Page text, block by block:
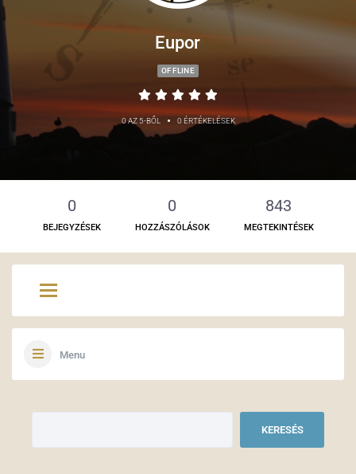
Eupor
OFFLINE
0 AZ 5-BŐL • 0 ÉRTÉKELÉSEK
0
BEJEGYZÉSEK
0
HOZZÁSZÓLÁSOK
843
MEGTEKINTÉSEK
Menu